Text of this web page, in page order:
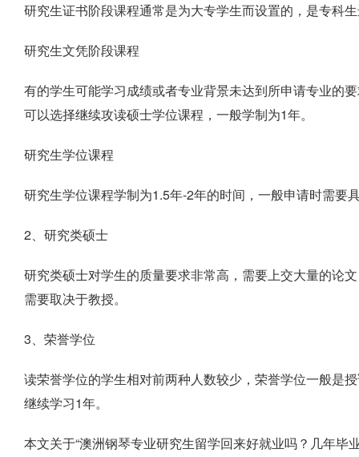
研究生证书阶段课程通常是为大专学生而设置的，是专科
研究生文凭阶段课程
有的学生可能学习成绩或者专业背景未达到所申请专业的
可以选择继续攻读硕士学位课程，一般学制为1年。
研究生学位课程
研究生学位课程学制为1.5年-2年的时间，一般申请时需要
2、研究类硕士
研究类硕士对学生的质量要求非常高，需要上交大量的论
需要取决于教授。
3、荣誉学位
读荣誉学位的学生相对前两种人数较少，荣誉学位一般是
继续学习1年。
本文关于“澳洲钢琴专业研究生留学回来好就业吗？几年